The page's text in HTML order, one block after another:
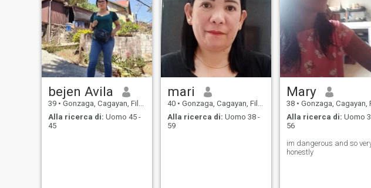
bejen Avila
39 • Gonzaga, Cagayan, Filippine
Alla ricerca di: Uomo 45 -
45
mari
40 • Gonzaga, Cagayan, Filippine
Alla ricerca di: Uomo 38 -
59
Mary
38 • Gonzaga, Cagayan,
Alla ricerca di: Uomo
56
im dangerous and so
honestly